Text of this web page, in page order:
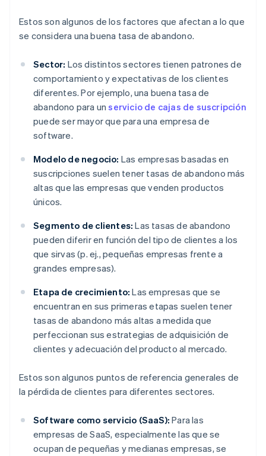
Estos son algunos de los factores que afectan a lo que
se considera una buena tasa de abandono.
Sector: Los distintos sectores tienen patrones de
comportamiento y expectativas de los clientes
diferentes. Por ejemplo, una buena tasa de
abandono para unservicio de cajas de suscripción
puede ser mayor que para una empresa de
software.
Modelo de negocio: Las empresas basadas en
suscripciones suelen tener tasas de abandono más
altas que las empresas que venden productos
únicos.
Segmento de clientes: Las tasas de abandono
pueden diferir en función del tipo de clientes a los
que sirvas (p. ej., pequeñas empresas frente a
grandes empresas).
Etapa de crecimiento: Las empresas que se
encuentran en sus primeras etapas suelen tener
tasas de abandono más altas a medida que
perfeccionan sus estrategias de adquisición de
clientes y adecuación del producto al mercado.
Estos son algunos puntos de referencia generales de
la pérdida de clientes para diferentes sectores.
Software como servicio (SaaS): Para las
empresas de SaaS, especialmente las que se
ocupan de pequeñas y medianas empresas, se